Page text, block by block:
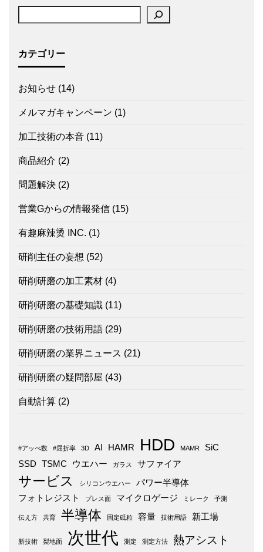
カテゴリー
お知らせ (14)
メルマガキャンペーン (1)
加工技術の本音 (11)
商品紹介 (2)
問題解決 (2)
営業Gからの情報発信 (15)
有趣麻辣烫 INC. (1)
研削主任の妄想 (52)
研削研磨の加工素材 (4)
研削研磨の基礎知識 (11)
研削研磨の技術用語 (29)
研削研磨の業界ニュース (21)
研削研磨の疑問部屋 (43)
自動計算 (2)
#アッべ数 #屈折率 3D AI HAMR HDD MAMR
SiC
SSD
TSMC ウエハー ガラス サファイア
サービス シリコンウエハー
パワー半導体
フォトレジスト
プレス面 マイクロゲージ ミレーク 予測
伝え方 共育 半導体 固定砥粒 容量 技術用語 新工場
新技術 梨地面 次世代 測定 測定方法 熱アシスト